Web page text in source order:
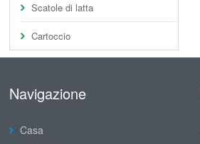
Scatole di latta
Cartoccio
Navigazione
Casa